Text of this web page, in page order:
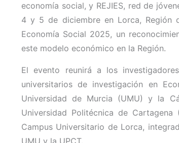
economía social, y REJIES, red de
4 y 5 de diciembre en Lorca, Región
Economía Social 2025, un
este modelo económico en la Región.
El evento reunirá a los
universitarios de investigación en
Universidad de Murcia (UMU) y la
Universidad Politécnica de Cartagena
Campus Universitario de Lorca,
UMU y la UPCT.